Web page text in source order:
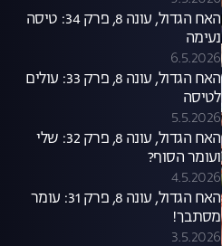
האח הגדול, עונה 8, פרק 34: טיסה
נעימה
6.5.2026
האח הגדול, עונה 8, פרק 33: עולים
לטיסה
5.5.2026
האח הגדול, עונה 8, פרק 32: שלי
ועומר הסוף?
4.5.2026
האח הגדול, עונה 8, פרק 31: עומר
מסתבך!
3.5.2026